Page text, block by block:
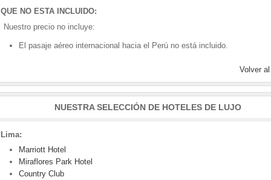
QUE NO ESTA INCLUIDO:
Nuestro precio no incluye:
El pasaje aéreo internacional hacia el Perú no está incluido.
Volver
NUESTRA SELECCIÓN DE HOTELES DE LUJO
Lima:
Marriott Hotel
Miraflores Park Hotel
Country Club